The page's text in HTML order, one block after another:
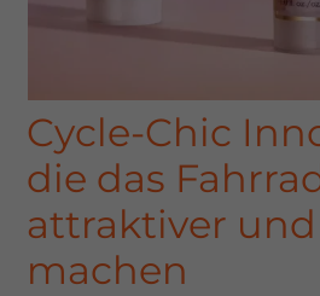
Cycle-Chic
die das
attraktiver
machen